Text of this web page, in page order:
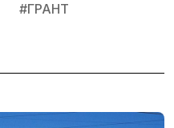
#ГРАНТ